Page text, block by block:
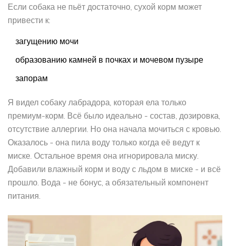
Если собака не пьёт достаточно, сухой корм может
привести к:
загущению мочи
образованию камней в почках и мочевом пузыре
запорам
Я видел собаку лабрадора, которая ела только
премиум-корм. Всё было идеально - состав, дозировка,
отсутствие аллергии. Но она начала мочиться с кровью.
Оказалось - она пила воду только когда её ведут к
миске. Остальное время она игнорировала миску.
Добавили влажный корм и воду с льдом в миске - и всё
прошло. Вода - не бонус, а обязательный компонент
питания.